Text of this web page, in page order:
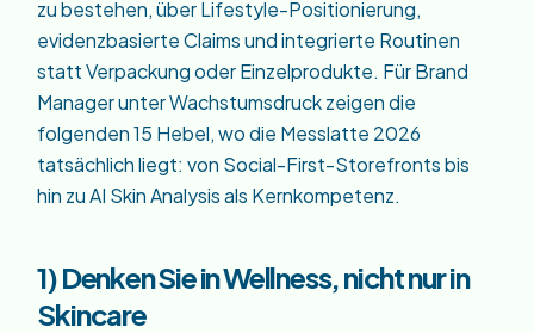
zu bestehen, über Lifestyle-Positionierung,
evidenzbasierte Claims und integrierte Routinen
statt Verpackung oder Einzelprodukte. Für Brand
Manager unter Wachstumsdruck zeigen die
folgenden 15 Hebel, wo die Messlatte 2026
tatsächlich liegt: von Social-First-Storefronts bis
hin zu AI Skin Analysis als Kernkompetenz.
1) Denken Sie in Wellness, nicht nur in
Skincare